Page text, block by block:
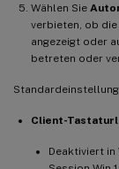
Wählen Sie
verbieten, ob
angezeigt oder
betreten oder
Client-
Deaktiviert